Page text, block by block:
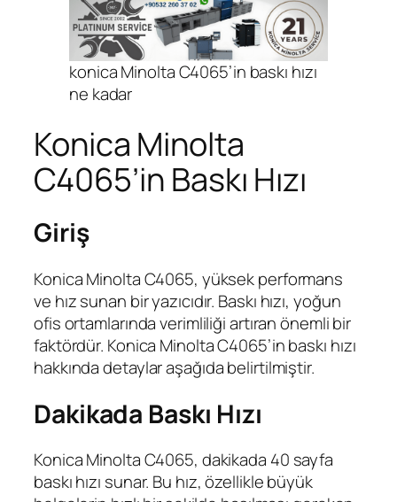
konica Minolta C4065’in baskı hızı
ne kadar
Konica Minolta
C4065’in Baskı Hızı
Giriş
Konica Minolta C4065, yüksek performans
ve hız sunan bir yazıcıdır. Baskı hızı, yoğun
ofis ortamlarında verimliliği artıran önemli bir
faktördür. Konica Minolta C4065’in baskı hızı
hakkında detaylar aşağıda belirtilmiştir.
Dakikada Baskı Hızı
Konica Minolta C4065, dakikada 40 sayfa
baskı hızı sunar. Bu hız, özellikle büyük